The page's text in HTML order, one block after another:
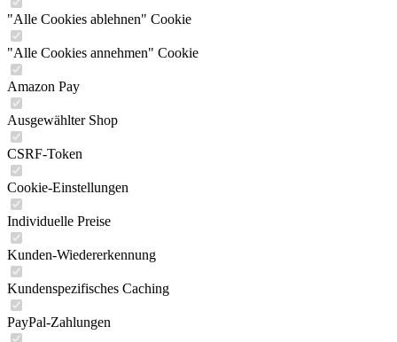
"Alle Cookies ablehnen" Cookie
"Alle Cookies annehmen" Cookie
Amazon Pay
Ausgewählter Shop
CSRF-Token
Cookie-Einstellungen
Individuelle Preise
Kunden-Wiedererkennung
Kundenspezifisches Caching
PayPal-Zahlungen